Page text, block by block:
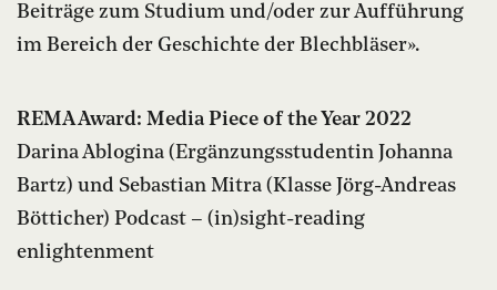
Beiträge zum Studium und/oder zur Aufführung
im Bereich der Geschichte der Blechbläser».
REMA Award: Media Piece of the Year 2022
Darina Ablogina (Ergänzungsstudentin Johanna
Bartz) und Sebastian Mitra (Klasse Jörg-Andreas
Bötticher) Podcast – (in)sight-reading
enlightenment